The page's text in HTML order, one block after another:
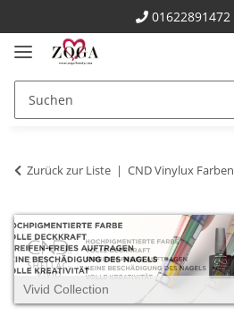
01622891472
Zurück zur Liste CND Vinylux Farben
Vivid Collection